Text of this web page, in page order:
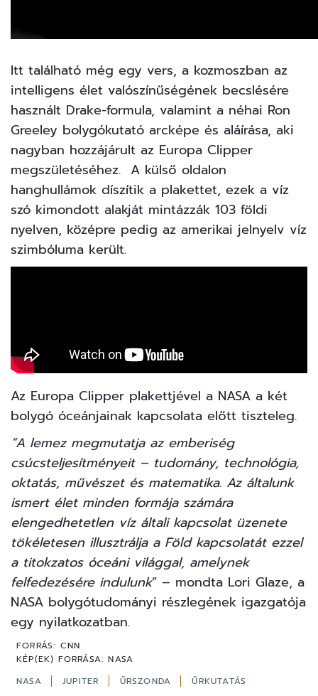
Itt található még egy vers, a kozmoszban az
intelligens élet valószínűségének becslésére
használt Drake-formula, valamint a néhai Ron
Greeley bolygókutató arcképe és aláírása, aki
nagyban hozzájárult az Europa Clipper
megszületéséhez. A külső oldalon
hanghullámok díszítik a plakettet, ezek a víz
szó kimondott alakját mintázzák 103 földi
nyelven, középre pedig az amerikai jelnyelv víz
szimbóluma került.
Az Europa Clipper plakettjével a NASA a két
bolygó óceánjainak kapcsolata előtt tiszteleg.
“A lemez megmutatja az emberiség
csúcsteljesítményeit – tudomány, technológia,
oktatás, művészet és matematika. Az általunk
ismert élet minden formája számára
elengedhetetlen víz általi kapcsolat üzenete
tökéletesen illusztrálja a Föld kapcsolatát ezzel
a titokzatos óceáni világgal, amelynek
felfedezésére indulunk” – mondta Lori Glaze, a
NASA bolygótudományi részlegének igazgatója
egy nyilatkozatban.
FORRÁS: CNN
KÉP(EK) FORRÁSA: NASA
NASA
JUPITER ŰRSZONDA ŰRKUTATÁS